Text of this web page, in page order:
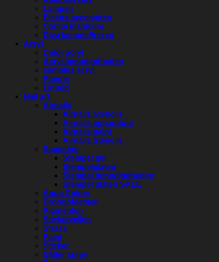
Lampen
Elektra accesoires
Combi manicure
Diva lampen/frezen
Acryl
Color acryl
Acryl benodigdheden
samples acryl
Poeder
Liqued
Nail art
Airnails
Airnails Stencils
Airnails apparatuur
Airnails paint
Airnails Stencils
Stamping
Stempel gel
Stempelplaten
Stempel benodigdheden
Stempel platen SALE
Aqua Colors
Droogbloemen
Pigmenten
Stickervellen
Strass
Paint
Sticker
Glitter spray